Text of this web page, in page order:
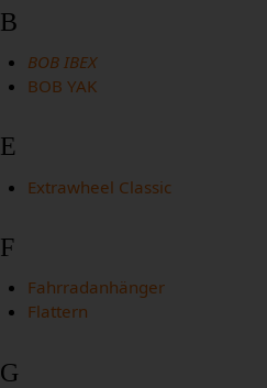
B
BOB IBEX
BOB YAK
E
Extrawheel Classic
F
Fahrradanhänger
Flattern
G